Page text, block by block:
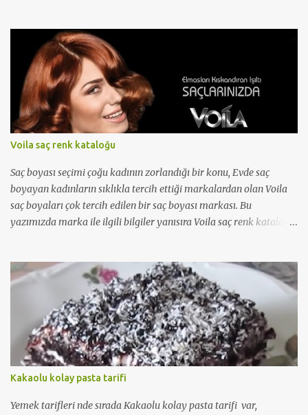
Voila saç renk kataloğu
Saç boyası seçimi çoğu kadının zorlandığı bir konu, Evde saç
boyayan kadınların sıklıkla tercih ettiği markalardan olan Voila
saç boyaları çok tercih edilen bir saç boyası markası. Bu
yazımızda marka ile ilgili bilgiler yanısıra Voila saç renk kataloğu
Kakaolu kolay pasta tarifi
Yemek tarifleri nde sırada Kakaolu kolay pasta tarifi var,